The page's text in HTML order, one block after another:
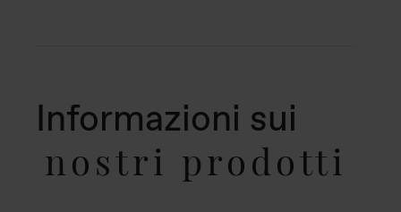
Informazioni sui
nostri prodotti